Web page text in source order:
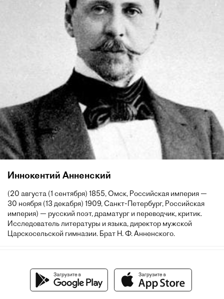
Иннокентий Анненский
(20 августа (1 сентября) 1855, Омск, Российская империя —
30 ноября (13 декабря) 1909, Санкт-Петербург, Российская
империя) — русский поэт, драматург и переводчик, критик.
Исследователь литературы и языка, директор мужской
Царскосельской гимназии. Брат Н. Ф. Анненского.